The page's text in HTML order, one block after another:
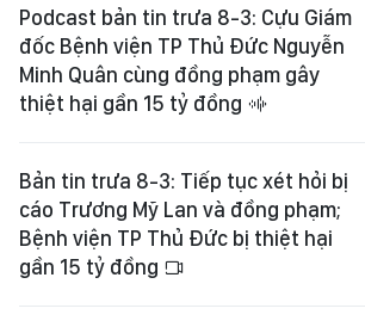
Podcast bản tin trưa 8-3: Cựu Giám
đốc Bệnh viện TP Thủ Đức Nguyễn
Minh Quân cùng đồng phạm gây
thiệt hại gần 15 tỷ đồng
Bản tin trưa 8-3: Tiếp tục xét hỏi bị
cáo Trương Mỹ Lan và đồng phạm;
Bệnh viện TP Thủ Đức bị thiệt hại
gần 15 tỷ đồng